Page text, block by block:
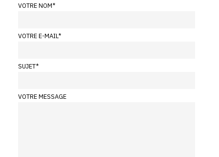
VOTRE NOM*
VOTRE E-MAIL*
SUJET*
VOTRE MESSAGE